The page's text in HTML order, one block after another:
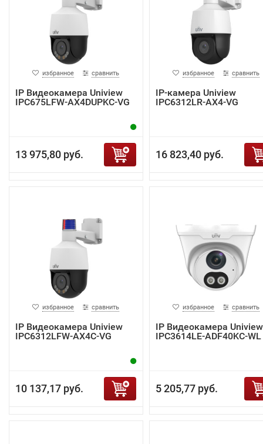
избранное сравнить
IP Видеокамера Uniview
IPC675LFW-AX4DUPKC-VG
13 975,80 руб.
избранное сравнить
IP-камера Uniview
IPC6312LR-AX4-VG
16 823,40 руб.
избранное сравнить
IP Видеокамера Uniview
IPC6312LFW-AX4C-VG
10 137,17 руб.
избранное сравнить
IP Видеокамера Uniview
IPC3614LE-ADF40KC-WL
5 205,77 руб.